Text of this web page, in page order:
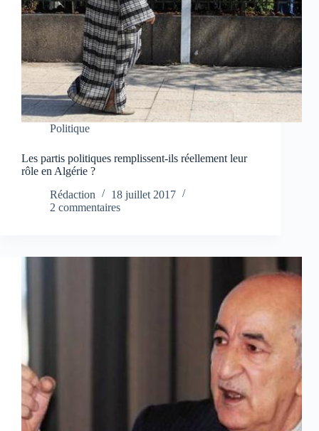
Politique
Les partis politiques remplissent-ils réellement leur
rôle en Algérie ?
Rédaction
18 juillet 2017
2 commentaires